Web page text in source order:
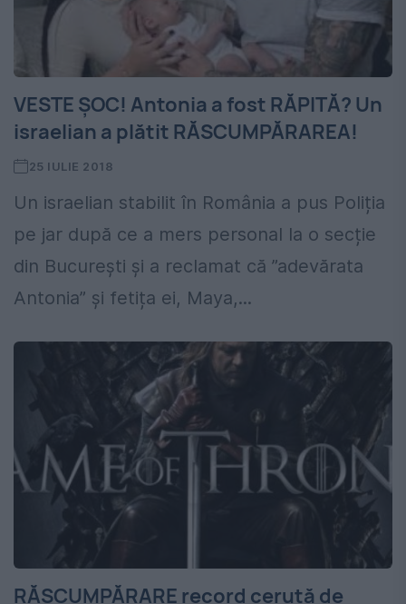
VESTE ȘOC! Antonia a fost RĂPITĂ? Un
israelian a plătit RĂSCUMPĂRAREA!
25 IULIE 2018
Un israelian stabilit în România a pus Poliția
pe jar după ce a mers personal la o secție
din București și a reclamat că ”adevărata
Antonia” și fetița ei, Maya,...
RĂSCUMPĂRARE record cerută de